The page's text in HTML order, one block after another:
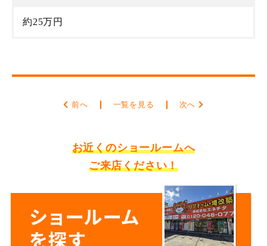
約25万円
前へ 一覧を見る 次へ
お近くのショールームへ
ご来店ください！